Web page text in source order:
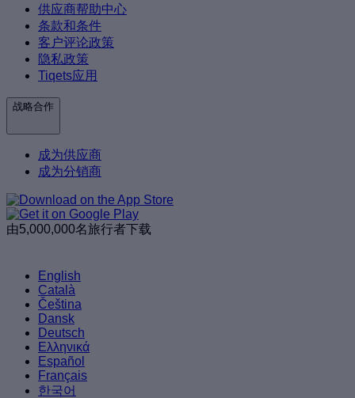
供应商帮助中心
条款和条件
客户评论政策
隐私政策
Tiqets应用
战略合作
成为供应商
成为分销商
由5,000,000名旅行者下载
English
Català
Čeština
Dansk
Deutsch
Ελληνικά
Español
Français
한국어